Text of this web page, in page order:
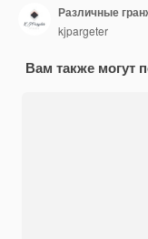
Различные
kjpargeter
Вам также могут